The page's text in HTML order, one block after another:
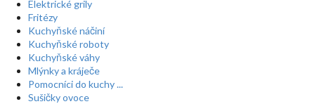
Elektrické grily
Fritézy
Kuchyňské náčiní
Kuchyňské roboty
Kuchyňské váhy
Mlýnky a kráječe
Pomocníci do kuchy ...
Sušičky ovoce